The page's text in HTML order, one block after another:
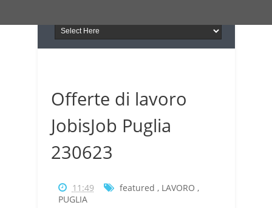
Offerte di lavoro
JobisJob Puglia
230623
11:49 featured , LAVORO ,
PUGLIA